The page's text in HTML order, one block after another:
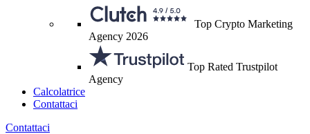
Top Crypto Marketing
Agency 2026
Top Rated Trustpilot
Agency
Calcolatrice
Contattaci
Contattaci